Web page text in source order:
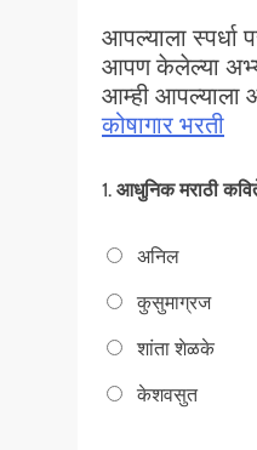
आपल्याला
आपण केलेल्या
आम्ही आपल्याला
कोषागार भरती
1. आधुनिक मराठी
अनिल
कुसुमाग्रज
शांता शेळके
केशवसुत